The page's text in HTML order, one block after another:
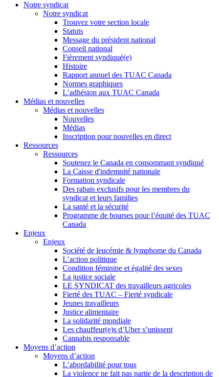
Notre syndicat
Notre syndicat
Trouvez votre section locale
Statuts
Message du président national
Conseil national
Fièrement syndiqué(e)
Histoire
Rapport annuel des TUAC Canada
Normes graphiques
L’adhésion aux TUAC Canada
Médias et nouvelles
Médias et nouvelles
Nouvelles
Médias
Inscription pour nouvelles en direct
Ressources
Ressources
Soutenez le Canada en consommant syndiqué
La Caisse d'indemnité nationale
Formation syndicale
Des rabais exclusifs pour les membres du
syndicat et leurs families
La santé et la sécurité
Programme de bourses pour l’équité des TUAC
Canada
Enjeux
Enjeux
Société de leucémie & lymphome du Canada
L’action politique
Condition féminine et égalité des sexes
La justice sociale
LE SYNDICAT des travailleurs agricoles
Fierté des TUAC – Fierté syndicale
Jeunes travailleurs
Justice alimentaire
La solidarité mondiale
Les chauffeur(e)s d’Uber s’unissent
Cannabis responsable
Moyens d’action
Moyens d’action
L’abordabilité pour tous
La violence ne fait pas partie de la description de